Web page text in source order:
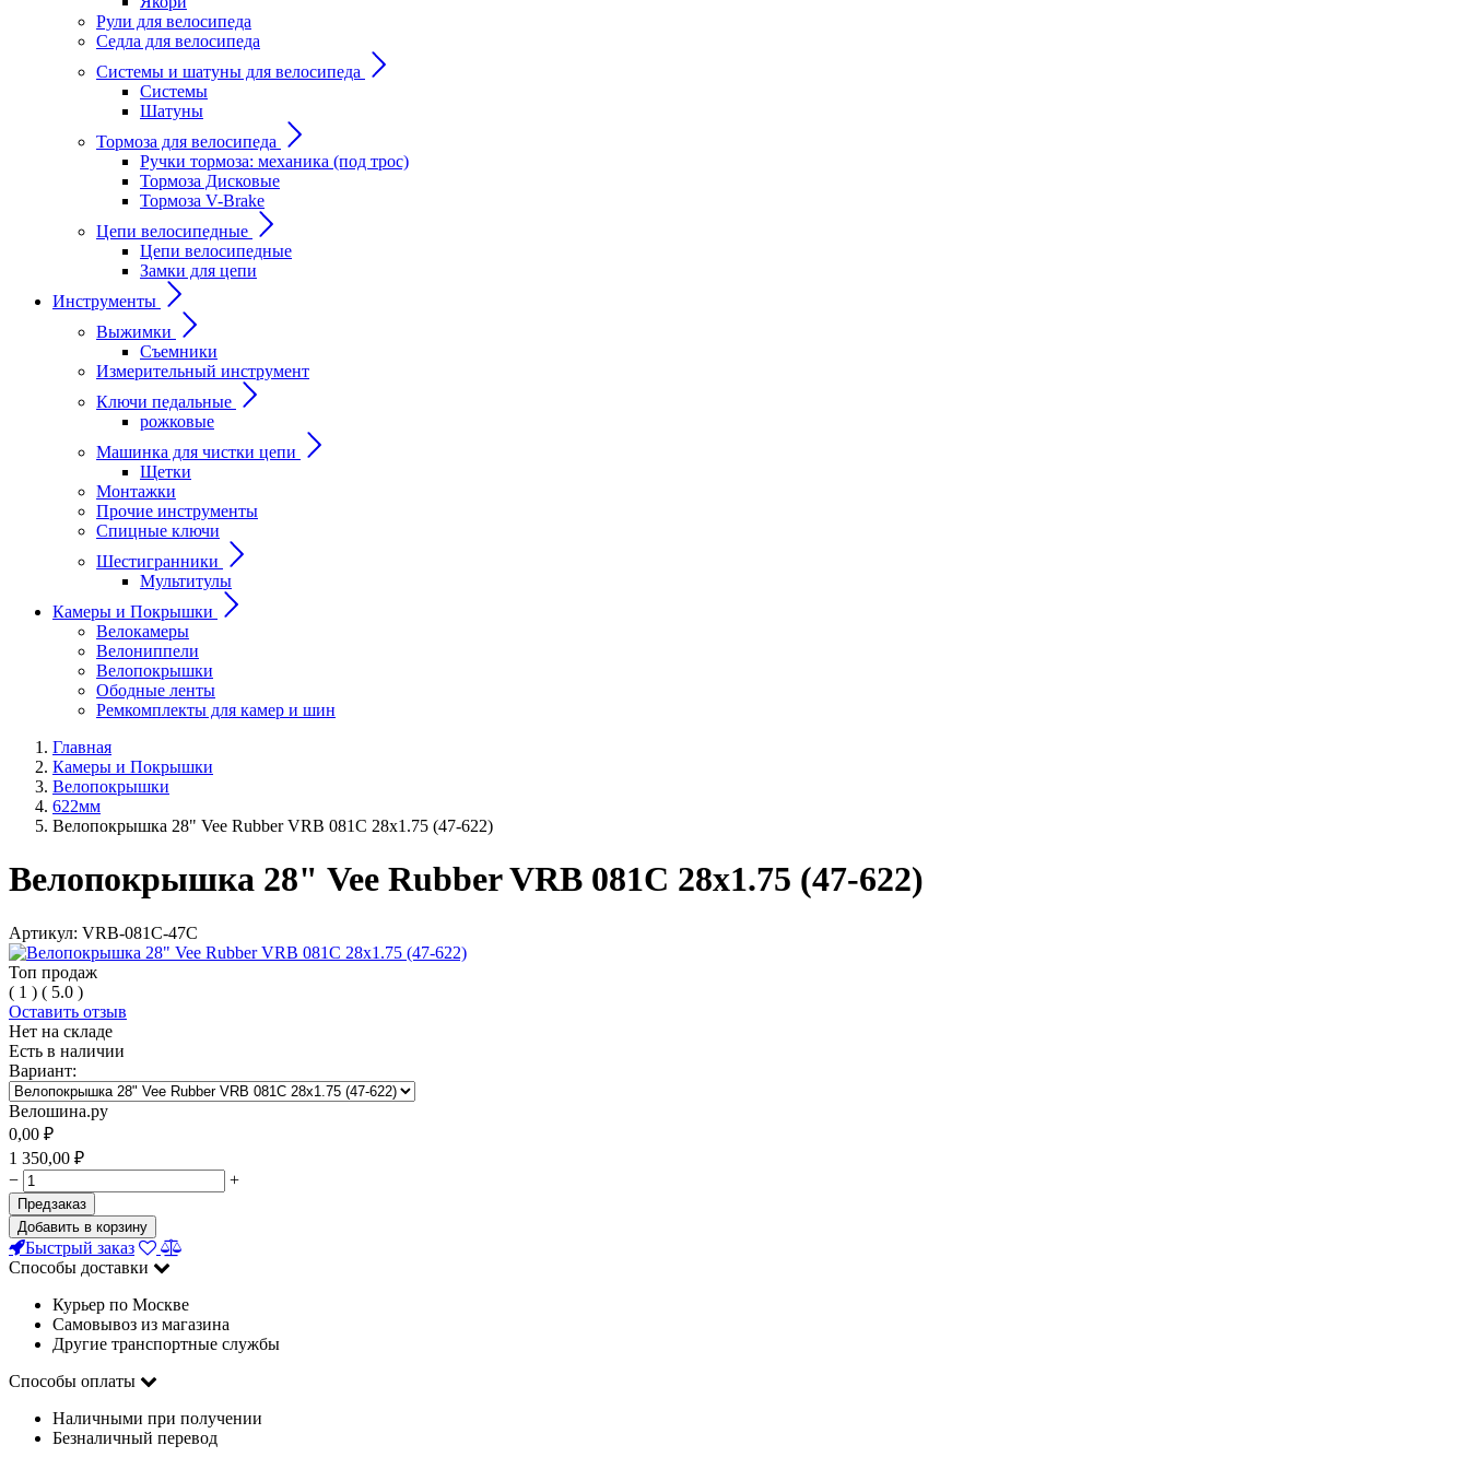
Рули для велосипеда
Седла для велосипеда
Системы и шатуны для велосипеда
Системы
Шатуны
Тормоза для велосипеда
Ручки тормоза: механика (под трос)
Тормоза Дисковые
Тормоза V-Brake
Цепи велосипедные
Цепи велосипедные
Замки для цепи
Инструменты
Выжимки
Съемники
Измерительный инструмент
Ключи педальные
рожковые
Машинка для чистки цепи
Щетки
Монтажки
Прочие инструменты
Спицные ключи
Шестигранники
Мультитулы
Камеры и Покрышки
Велокамеры
Велониппели
Велопокрышки
Ободные ленты
Ремкомплекты для камер и шин
Главная
Камеры и Покрышки
Велопокрышки
622мм
Велопокрышка 28" Vee Rubber VRB 081C 28x1.75 (47-622)
Велопокрышка 28" Vee Rubber VRB 081C 28x1.75 (47-622)
Артикул: VRB-081C-47C
Топ продаж
( 1 ) ( 5.0 )
Оставить отзыв
Нет на складе
Есть в наличии
Вариант:
Велошина.ру
0,00 ₽
1 350,00 ₽
−
+
Предзаказ
Добавить в корзину
Быстрый заказ
Способы доставки
Курьер по Москве
Самовывоз из магазина
Другие транспортные службы
Способы оплаты
Наличными при получении
Безналичный перевод